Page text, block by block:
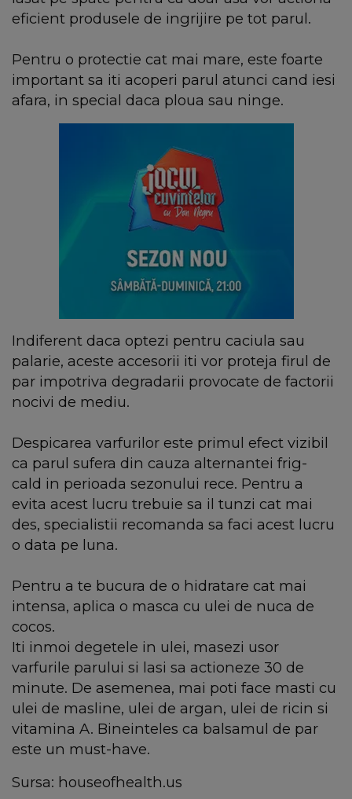
eficient produsele de ingrijire pe tot parul.
Pentru o protectie cat mai mare, este foarte
important sa iti acoperi parul atunci cand iesi
afara, in special daca ploua sau ninge.
Indiferent daca optezi pentru caciula sau
palarie, aceste accesorii iti vor proteja firul de
par impotriva degradarii provocate de factorii
nocivi de mediu.
Despicarea varfurilor este primul efect vizibil
ca parul sufera din cauza alternantei frig-
cald in perioada sezonului rece. Pentru a
evita acest lucru trebuie sa il tunzi cat mai
des, specialistii recomanda sa faci acest lucru
o data pe luna.
Pentru a te bucura de o hidratare cat mai
intensa, aplica o masca cu ulei de nuca de
cocos.
Iti inmoi degetele in ulei, masezi usor
varfurile parului si lasi sa actioneze 30 de
minute. De asemenea, mai poti face masti cu
ulei de masline, ulei de argan, ulei de ricin si
vitamina A. Bineinteles ca balsamul de par
este un must-have.
Sursa: houseofhealth.us